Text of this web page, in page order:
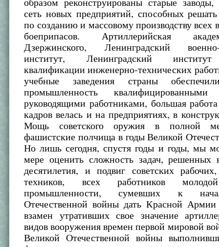
сеть новых предприятий, способных
по созданию и массовому производству всех
боеприпасов. Артиллерийская
Дзержинского, Ленинградский военно-
институт, Ленинградский
квалификации инженерно-технических
учебные заведения страны
промышленность
руководящими работниками, большая
кадров велась и на предприятиях, в
Мощь советского оружия в полной
фашистские полчища в годы Великой
Но лишь сегодня, спустя годы и годы, мы
мере оценить сложность задач, решенных
десятилетия, и подвиг советских
техников, всех работников
промышленности, сумевших к
Отечественной войны дать Красной
взамен утративших свое значение
видов вооружения времен первой мировой
Великой Отечественной войны